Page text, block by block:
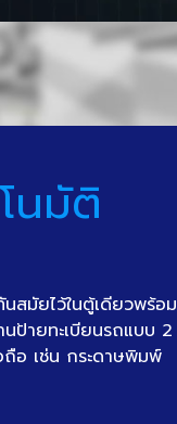
นมัติ
สมัยไว้ในตู้เดียวพร้อม
ป้ายทะเบียนรถแบบ 2
ถือ เช่น กระดาษพิมพ์